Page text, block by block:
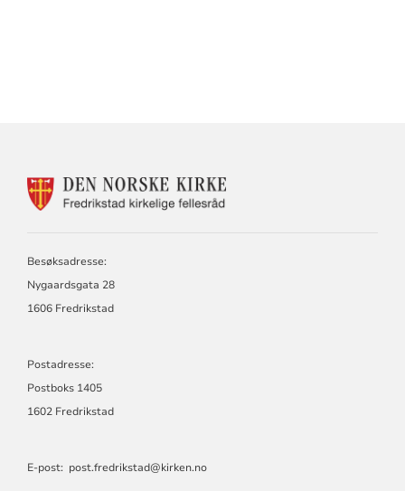
KONTAKTINFORMASJON
FOR
Besøksadresse:
Nygaardsgata 28
1606 Fredrikstad
Postadresse:
Postboks 1405
1602 Fredrikstad
E-post: post.fredrikstad@kirken.no